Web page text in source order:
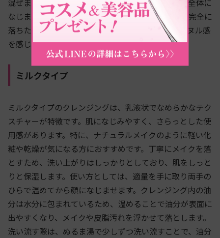
なじませ、水のようにサラサラになったらメイクが完全に
落ちた合図です。乳化を行うことで、オイルのヌルヌル感
を感じずに、優しく洗い流すことができます。
ミルクタイプ
ミルクタイプのクレンジングは、乳液状でなめらかなテク
スチャーが特徴です。肌になじみやすく、さらっとした使
用感があります。特に、ナチュラルメイクのように軽い化
粧や乾燥が気になる方におすすめです。丁寧にメイクを落
とすため、洗い上がりはしっかりとしており、肌をしっと
りと保湿します。使い方としては、適量を手に取り両手の
ひらで温めてから顔になじませます。クレンジング内の油
分は水分に包まれているため、温めることで油分が表面に
出やすくなり、メイクや皮脂汚れを浮かせて落とします。
洗い流す際は、ぬるま湯で少しずつ洗い流すことで、油分